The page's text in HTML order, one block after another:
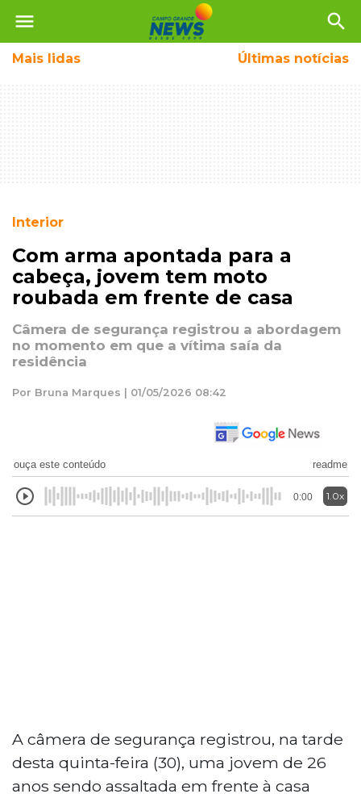
menu search
Mais lidas Últimas notícias
Interior
Com arma apontada para a
cabeça, jovem tem moto
roubada em frente de casa
Câmera de segurança registrou a abordagem
no momento em que a vítima saía da
residência
Por Bruna Marques | 01/05/2026 08:42
ouça este conteúdo readme
0:00 1.0x
A câmera de segurança registrou, na tarde
desta quinta-feira (30), uma jovem de 26
anos sendo assaltada em frente à casa